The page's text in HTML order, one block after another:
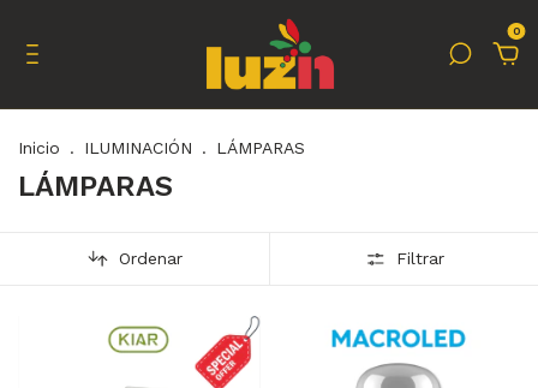
0
Inicio . ILUMINACIÓN . LÁMPARAS
LÁMPARAS
Ordenar Filtrar